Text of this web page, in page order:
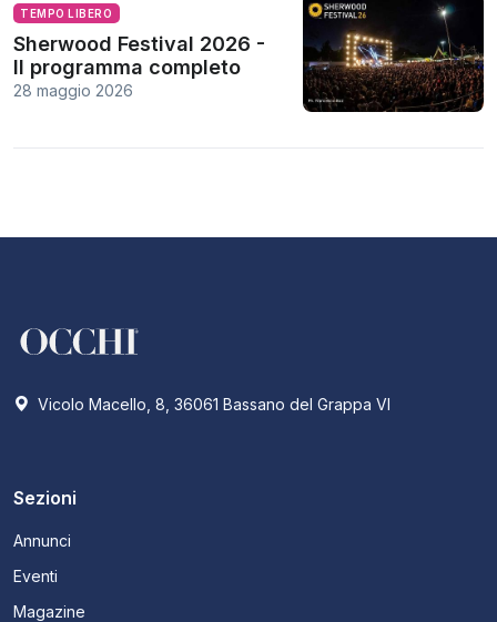
TEMPO LIBERO
Sherwood Festival 2026 -
Il programma completo
28 maggio 2026
Vicolo Macello, 8, 36061 Bassano del Grappa VI
Sezioni
Annunci
Eventi
Magazine